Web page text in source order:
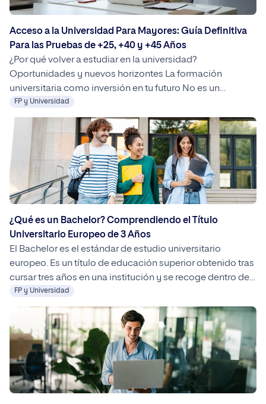
Acceso a la Universidad Para Mayores: Guía Definitiva
Para las Pruebas de +25, +40 y +45 Años
¿Por qué volver a estudiar en la universidad?
Oportunidades y nuevos horizontes La formación
universitaria como inversión en tu futuro No es un
misterio que la universidad es el salto por excelencia al
mundo laboral. Hasta hace unos años representaba el fin
de la carrera académica de la mayoría de las personas.
Mediante un grado […]
FP y Universidad
¿Qué es un Bachelor? Comprendiendo el Título
Universitario Europeo de 3 Años
El Bachelor es el estándar de estudio universitario
europeo. Es un título de educación superior obtenido tras
cursar tres años en una institución y se recoge dentro del
EEES. En España, equivale a un grado universitario.
FP y Universidad